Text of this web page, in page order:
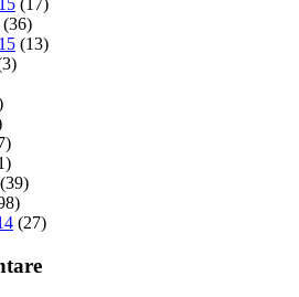
(17)
(36)
(13)
(39)
(27)